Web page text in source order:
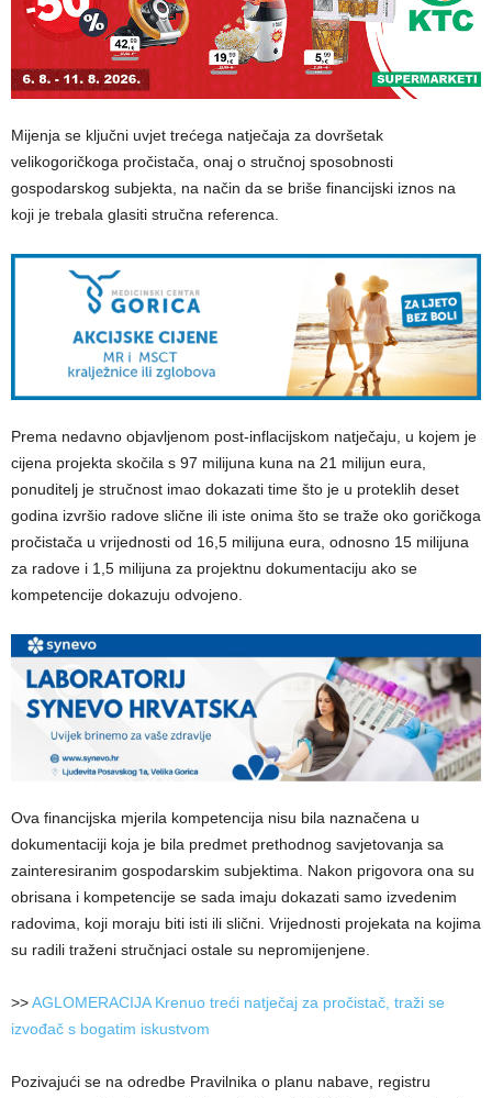
Mijenja se ključni uvjet trećega natječaja za dovršetak
velikogoričkoga pročistača, onaj o stručnoj sposobnosti
gospodarskog subjekta, na način da se briše financijski iznos na
koji je trebala glasiti stručna referenca.
Prema nedavno objavljenom post-inflacijskom natječaju, u kojem je
cijena projekta skočila s 97 milijuna kuna na 21 milijun eura,
ponuditelj je stručnost imao dokazati time što je u proteklih deset
godina izvršio radove slične ili iste onima što se traže oko goričkoga
pročistača u vrijednosti od 16,5 milijuna eura, odnosno 15 milijuna
za radove i 1,5 milijuna za projektnu dokumentaciju ako se
kompetencije dokazuju odvojeno.
Ova financijska mjerila kompetencija nisu bila naznačena u
dokumentaciji koja je bila predmet prethodnog savjetovanja sa
zainteresiranim gospodarskim subjektima. Nakon prigovora ona su
obrisana i kompetencije se sada imaju dokazati samo izvedenim
radovima, koji moraju biti isti ili slični. Vrijednosti projekata na kojima
su radili traženi stručnjaci ostale su nepromijenjene.
>>AGLOMERACIJA Krenuo treći natječaj za pročistač, traži se
izvođač s bogatim iskustvom
Pozivajući se na odredbe Pravilnika o planu nabave, registru